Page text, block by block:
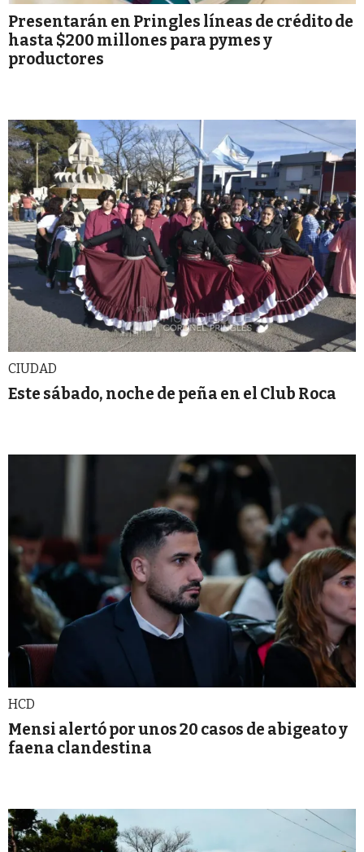
Presentarán en Pringles líneas de crédito de
hasta $200 millones para pymes y
productores
CIUDAD
Este sábado, noche de peña en el Club Roca
HCD
Mensi alertó por unos 20 casos de abigeato y
faena clandestina